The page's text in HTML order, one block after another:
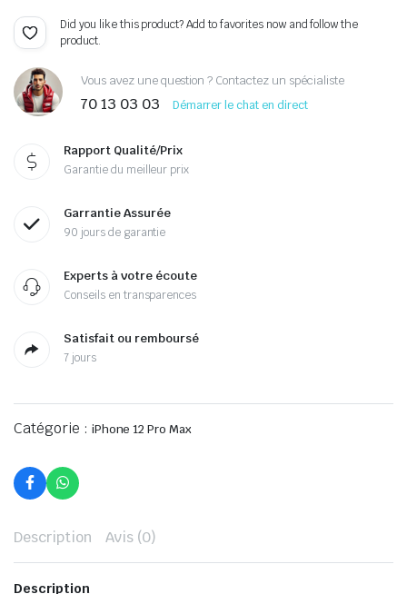
Did you like this product? Add to favorites now and follow the
product.
Vous avez une question ? Contactez un spécialiste
70 13 03 03 Démarrer le chat en direct
Rapport Qualité/Prix
Garantie du meilleur prix
Garrantie Assurée
90 jours de garantie
Experts à votre écoute
Conseils en transparences
Satisfait ou remboursé
7 jours
Catégorie : iPhone 12 Pro Max
Description Avis (0)
Description